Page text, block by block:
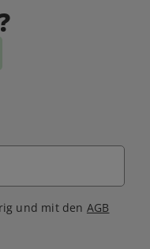
und mit den AGB